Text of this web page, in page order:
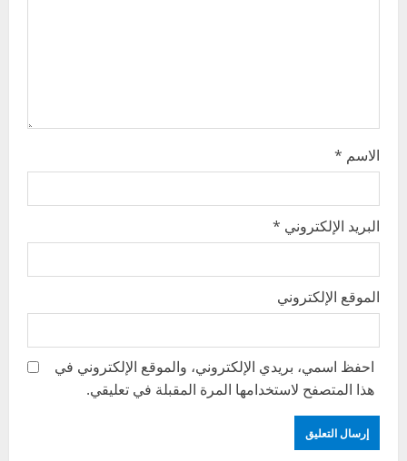
الاسم *
البريد الإلكتروني *
الموقع الإلكتروني
احفظ اسمي، بريدي الإلكتروني، والموقع الإلكتروني في
هذا المتصفح لاستخدامها المرة المقبلة في تعليقي.